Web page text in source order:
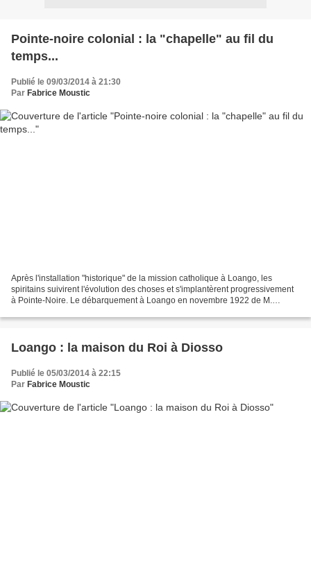
Pointe-noire colonial : la "chapelle" au fil du
temps...
Publié le 09/03/2014 à 21:30
Par Fabrice Moustic
Après l'installation "historique" de la mission catholique à Loango, les
spiritains suivirent l'évolution des choses et s'implantèrent progressivement
à Pointe-Noire. Le débarquement à Loango en novembre 1922 de M.
Loango : la maison du Roi à Diosso
Publié le 05/03/2014 à 22:15
Par Fabrice Moustic